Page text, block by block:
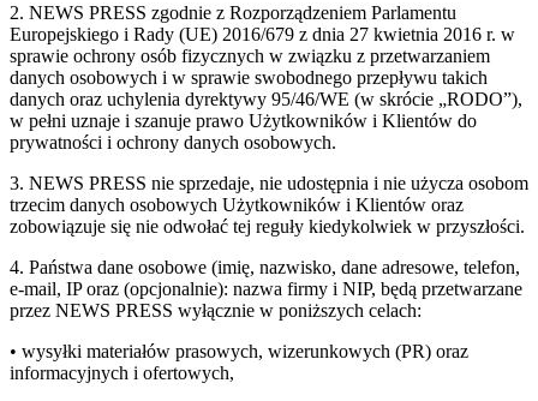
2. NEWS PRESS zgodnie z Rozporządzeniem Parlamentu
Europejskiego i Rady (UE) 2016/679 z dnia 27 kwietnia 2016 r. w
sprawie ochrony osób fizycznych w związku z przetwarzaniem
danych osobowych i w sprawie swobodnego przepływu takich
danych oraz uchylenia dyrektywy 95/46/WE (w skrócie „RODO”),
w pełni uznaje i szanuje prawo Użytkowników i Klientów do
prywatności i ochrony danych osobowych.
3. NEWS PRESS nie sprzedaje, nie udostępnia i nie użycza osobom
trzecim danych osobowych Użytkowników i Klientów oraz
zobowiązuje się nie odwołać tej reguły kiedykolwiek w przyszłości.
4. Państwa dane osobowe (imię, nazwisko, dane adresowe, telefon,
e-mail, IP oraz (opcjonalnie): nazwa firmy i NIP, będą przetwarzane
przez NEWS PRESS wyłącznie w poniższych celach:
• wysyłki materiałów prasowych, wizerunkowych (PR) oraz
informacyjnych i ofertowych,